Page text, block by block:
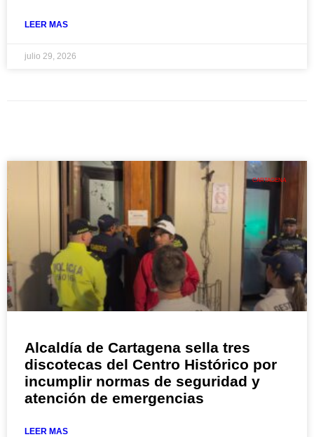
LEER MAS
julio 29, 2026
CARTAGENA
Alcaldía de Cartagena sella tres
discotecas del Centro Histórico por
incumplir normas de seguridad y
atención de emergencias
LEER MAS